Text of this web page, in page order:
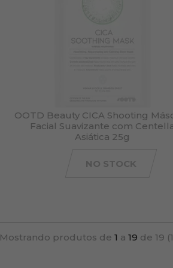
OOTD Beauty CICA Shooting
Facial Suavizante com
Asiática 25g
NO STOCK
Mostrando produtos de 1 a 19 de 19